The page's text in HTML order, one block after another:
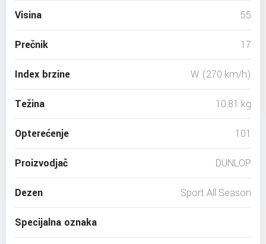
Visina 55
Prečnik 17
Index brzine W (270 km/h)
Težina 10.81 kg
Opterećenje 101
Proizvodjač DUNLOP
Dezen Sport All Season
Specijalna oznaka